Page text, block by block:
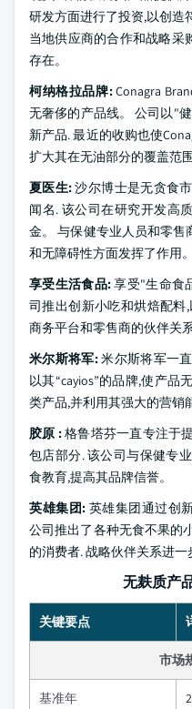
研发方面进行了投资,以创造
当地供应商的合作和战略采
存在。
柯纳格拉品牌:Conagra
无奢侈的产品线。 公司以"
新产品. 最近的收购也使
扩大其在无油部分的覆盖范围
夏医生:沙尔博士是无贪食
闻名. 该公司在研究开发高
金。 与保健专业人员和零
和无障碍性方面发挥了作用。
享受生活食品:享受"生命食
司推出创新小吃和烘焙配料
商务平台和零售商的伙伴关
米尔斯将军:米尔斯将军一
以其“cayios”的品牌,使产品
类产品,并利用其强大的营销
胶原 :格鲁塔芬一直专注于
包店部分. 该公司与保健专
食教育,提高其品牌信誉。
英雄集团: 英雄集团通过创
公司推出了各种无食不果的
的消费者. 战略伙伴关系进一
无麸质产
关键要点
市场
基准年